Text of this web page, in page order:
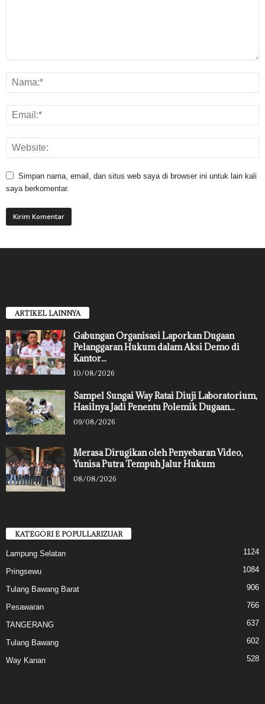
Simpan nama, email, dan situs web saya di browser ini untuk lain kali
saya berkomentar.
ARTIKEL LAINNYA
Gabungan Organisasi Laporkan Dugaan
Pelanggaran Hukum dalam Aksi Demo di
Kantor...
10/08/2026
Sampel Sungai Way Ratai Diuji Laboratorium,
Hasilnya Jadi Penentu Polemik Dugaan...
09/08/2026
Merasa Dirugikan oleh Penyebaran Video,
Yunisa Putra Tempuh Jalur Hukum
08/08/2026
KATEGORI E POPULLARIZUAR
Lampung Selatan 1124
Pringsewu 1084
Tulang Bawang Barat 906
Pesawaran 766
TANGERANG 637
Tulang Bawang 602
Way Kanan 528